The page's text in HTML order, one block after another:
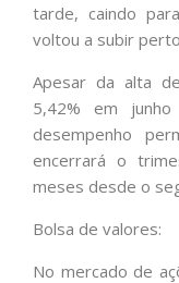
tarde, caindo
voltou a subir
Apesar da alta
5,42% em
desempenho
encerrará o
meses desde o
Bolsa de valores:
No mercado de